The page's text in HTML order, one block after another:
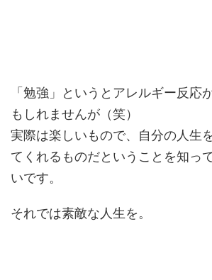
「勉強」というとアレルギー反応
もしれませんが（笑）
実際は楽しいもので、自分の人生
てくれるものだということを知っ
いです。
それでは素敵な人生を。